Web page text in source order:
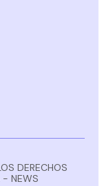
DERECHOS
- NEWS